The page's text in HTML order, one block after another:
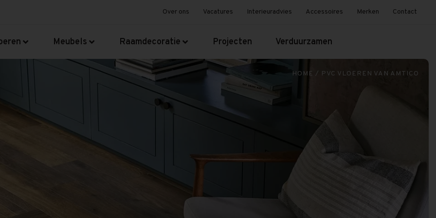
Over ons Vacatures Interieuradvies Accessoires Merken Contact
Meubels Raamdecoratie Projecten Verduurzamen
HOME / PVC VLOEREN VAN AMTICO